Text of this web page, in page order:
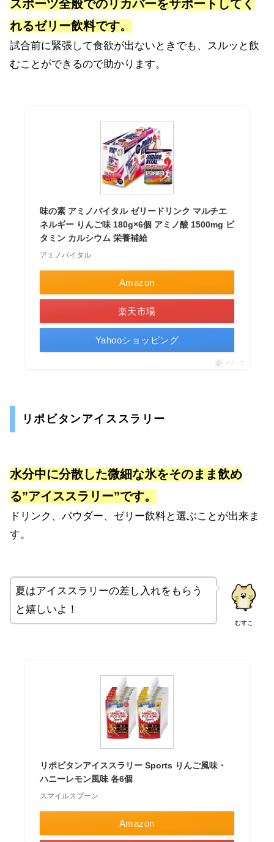
スポーツ全般でのリカバーをサポートしてく
れるゼリー飲料です。
試合前に緊張して食欲が出ないときでも、スルッと飲
むことができるので助かります。
味の素 アミノバイタル ゼリードリンク マルチエ
ネルギー りんご味 180g×6個 アミノ酸 1500mg ビ
タミン カルシウム 栄養補給
アミノバイタル
Amazon
楽天市場
Yahooショッピング
ポチップ
リポビタンアイススラリー
水分中に分散した微細な氷をそのまま飲め
る”アイススラリー”です。
ドリンク、パウダー、ゼリー飲料と選ぶことが出来ま
す。
むすこ
夏はアイススラリーの差し入れをもらう
と嬉しいよ！
リポビタンアイススラリー Sports りんご風味・
ハニーレモン風味 各6個
スマイルスプーン
Amazon